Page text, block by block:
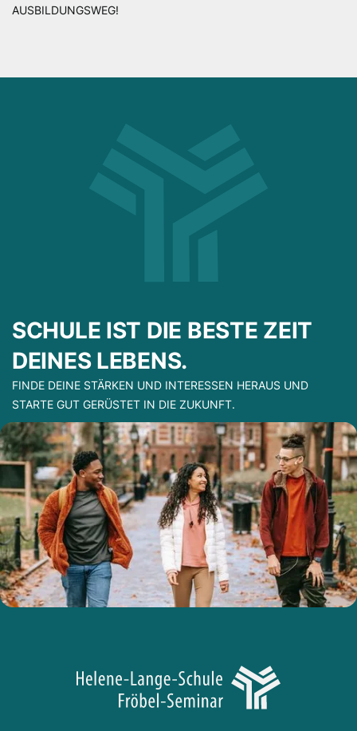
AUSBILDUNGSWEG!
SCHULE IST DIE BESTE ZEIT
DEINES LEBENS.
FINDE DEINE STÄRKEN UND INTERESSEN HERAUS UND
STARTE GUT GERÜSTET IN DIE ZUKUNFT.